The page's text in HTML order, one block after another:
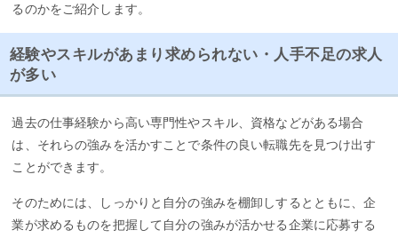
るのかをご紹介します。
経験やスキルがあまり求められない・人手不足の求人
が多い
過去の仕事経験から高い専門性やスキル、資格などがある場合
は、それらの強みを活かすことで条件の良い転職先を見つけ出す
ことができます。
そのためには、しっかりと自分の強みを棚卸しするとともに、企
業が求めるものを把握して自分の強みが活かせる企業に応募する